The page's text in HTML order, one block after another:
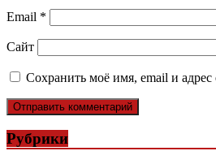
Email *
Сайт
Сохранить моё имя, email и
Рубрики